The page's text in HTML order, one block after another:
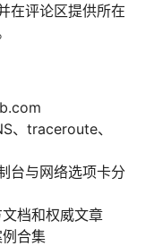
在评论区提供所在
、traceroute、
台与网络选项卡分
档和权威文章
合集